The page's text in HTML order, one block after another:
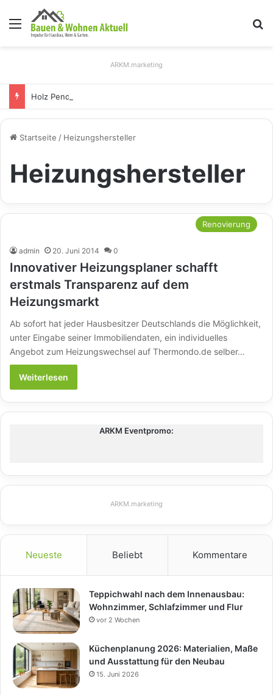
Menü
ARKM.marketing
Startseite / Heizungshersteller
Heizungshersteller
Renovierung
admin 20. Juni 2014 0
Innovativer Heizungsplaner schafft
erstmals Transparenz auf dem
Heizungsmarkt
Ab sofort hat jeder Hausbesitzer Deutschlands die Möglichkeit,
unter Eingabe seiner Immobiliendaten, ein individuelles
Angebot zum Heizungswechsel auf Thermondo.de selber…
Weiterlesen
ARKM Eventpromo:
ARKM.marketing
Neueste Beliebt Kommentare
Teppichwahl nach dem Innenausbau:
Wohnzimmer, Schlafzimmer und Flur
vor 2 Wochen
Küchenplanung 2026: Materialien, Maße
und Ausstattung für den Neubau
15. Juni 2026